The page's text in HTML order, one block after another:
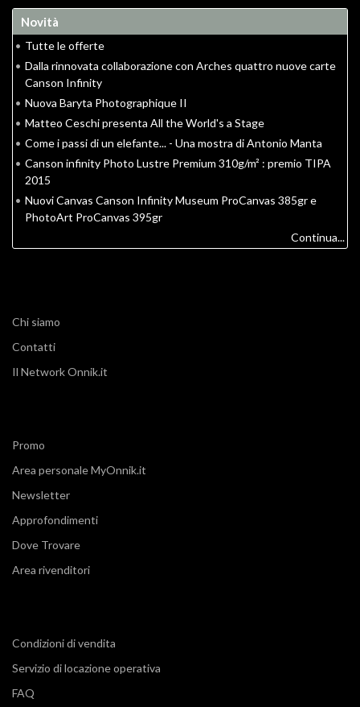
Novità
• Tutte le offerte
• Dalla rinnovata collaborazione con Arches quattro nuove carte
Canson Infinity
• Nuova Baryta Photographique II
• Matteo Ceschi presenta All the World's a Stage
• Come i passi di un elefante... - Una mostra di Antonio Manta
• Canson infinity Photo Lustre Premium 310g/m² : premio TIPA
2015
• Nuovi Canvas Canson Infinity Museum ProCanvas 385gr e
PhotoArt ProCanvas 395gr
Continua...
Chi siamo
Contatti
Il Network Onnik.it
Promo
Area personale MyOnnik.it
Newsletter
Approfondimenti
Dove Trovare
Area rivenditori
Condizioni di vendita
Servizio di locazione operativa
FAQ